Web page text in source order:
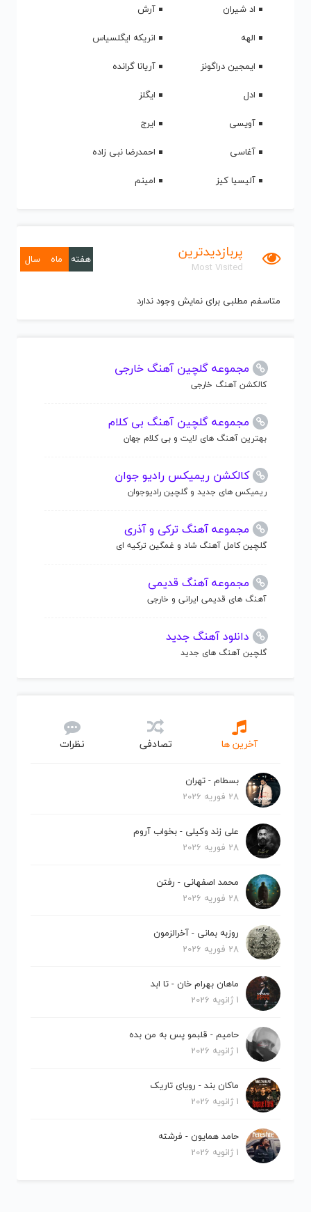
اد شیران
آرش
الهه
انریکه ایگلسیاس
ایمجین دراگونز
آریانا گرانده
ادل
ایگلز
آویسی
ایرج
آغاسی
احمدرضا نبی زاده
آلیسیا کیز
امینم
پربازدیدترین
Most Visited
هفته ماه سال
متاسفم مطلبی برای نمایش وجود ندارد
مجموعه گلچین آهنگ خارجی
کالکشن آهنگ خارجی
مجموعه گلچین آهنگ بی کلام
بهترین آهنگ های لایت و بی کلام جهان
کالکشن ریمیکس رادیو جوان
ریمیکس های جدید و گلچین رادیوجوان
مجموعه آهنگ ترکی و آذری
گلچین کامل آهنگ شاد و غمگین ترکیه ای
مجموعه آهنگ قدیمی
آهنگ های قدیمی ایرانی و خارجی
دانلود آهنگ جدید
گلچین آهنگ های جدید
آخرین ها تصادفی نظرات
بسطام - تهران
28 فوریه 2026
علی زند وکیلی - بخواب آروم
28 فوریه 2026
محمد اصفهانی - رفتن
28 فوریه 2026
روزبه بمانی - آخرالزمون
28 فوریه 2026
ماهان بهرام خان - تا ابد
1 ژانویه 2026
حامیم - قلبمو پس به من بده
1 ژانویه 2026
ماکان بند - رویای تاریک
1 ژانویه 2026
حامد همایون - فرشته
1 ژانویه 2026